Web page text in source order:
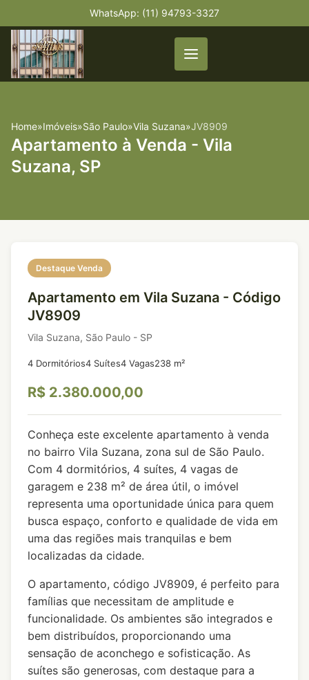
WhatsApp: (11) 94793-3327
Home»Imóveis»São Paulo»Vila Suzana»JV8909
Apartamento à Venda - Vila
Suzana, SP
Destaque Venda
Apartamento em Vila Suzana - Código
JV8909
Vila Suzana, São Paulo - SP
4 Dormitórios4 Suítes4 Vagas238 m²
R$ 2.380.000,00
Conheça este excelente apartamento à venda
no bairro Vila Suzana, zona sul de São Paulo.
Com 4 dormitórios, 4 suítes, 4 vagas de
garagem e 238 m² de área útil, o imóvel
representa uma oportunidade única para quem
busca espaço, conforto e qualidade de vida em
uma das regiões mais tranquilas e bem
localizadas da cidade.
O apartamento, código JV8909, é perfeito para
famílias que necessitam de amplitude e
funcionalidade. Os ambientes são integrados e
bem distribuídos, proporcionando uma
sensação de aconchego e sofisticação. As
suítes são generosas, com destaque para a